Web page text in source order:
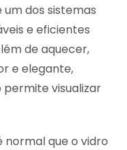
dos sistemas
e eficientes
de aquecer,
e elegante,
visualizar
normal que o vidro